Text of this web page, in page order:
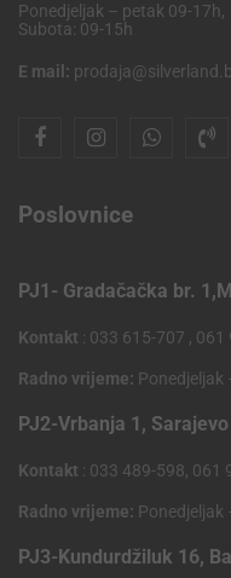
Ponedjeljak – petak 09-17h,
Subota: 09-15h
E mail:
Poslovnice
PJ1- Gradačačka br.
Kontakt : 033 615-707 , 061
Radno vrijeme: Ponedjeljak
PJ2-Vrbanja 1,
Kontakt : 033 489-598, 061
Radno vrijeme: Ponedjeljak
PJ3-Kundurdžiluk 16,